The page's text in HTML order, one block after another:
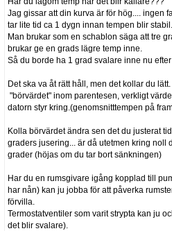
Jag gissar att din kurva är för hög.... ingen
tar lite tid ca 1 dygn innan tempen blir stabil...
Man brukar som en schablon säga att tre
brukar ge en grads lägre temp inne.
Så du borde ha 1 grad svalare inne nu efter
Det ska va åt rätt håll, men det kollar du
"börvärdet" inom parentesen, verkligt
datorn styr kring.(genomsnitttempen på
Kolla börvärdet ändra sen det du justerat
graders jusering... är då utetmen kring noll
grader (höjas om du tar bort sänkningen)
Har du en rumsgivare igång kopplad till
har nån) kan ju jobba för att påverka
förvilla.
Termostatventiler som varit strypta kan ju
det blir svalare).